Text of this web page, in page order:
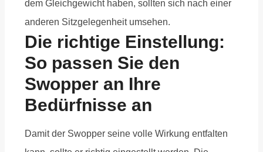
dem Gleichgewicht haben, sollten sich nach einer
anderen Sitzgelegenheit umsehen.
Die richtige Einstellung:
So passen Sie den
Swopper an Ihre
Bedürfnisse an
Damit der Swopper seine volle Wirkung entfalten